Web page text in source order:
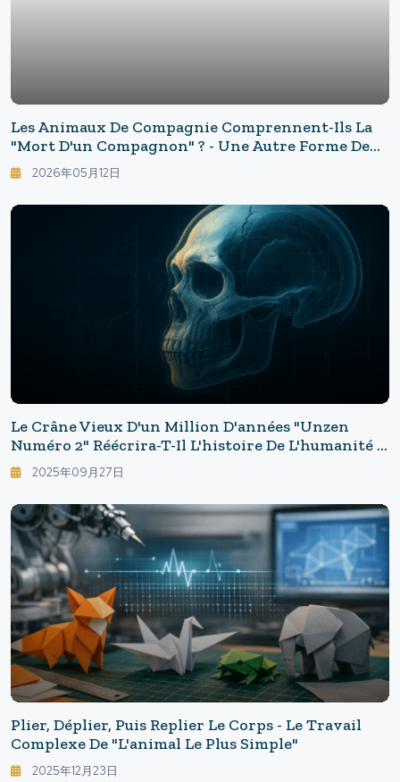
Les Animaux De Compagnie Comprennent-Ils La
"mort D'un Compagnon" ? - Une Autre Forme De
Deuil Chez Les Chiens Et Les Chats
2026年05月12日
Le Crâne Vieux D'un Million D'années "Unzen
Numéro 2" Réécrira-T-Il L'histoire De L'humanité ?
— Les Origines Remontent-Elles À L'Asie ?
2025年09月27日
Plier, Déplier, Puis Replier Le Corps - Le Travail
Complexe De "l'animal Le Plus Simple"
2025年12月23日